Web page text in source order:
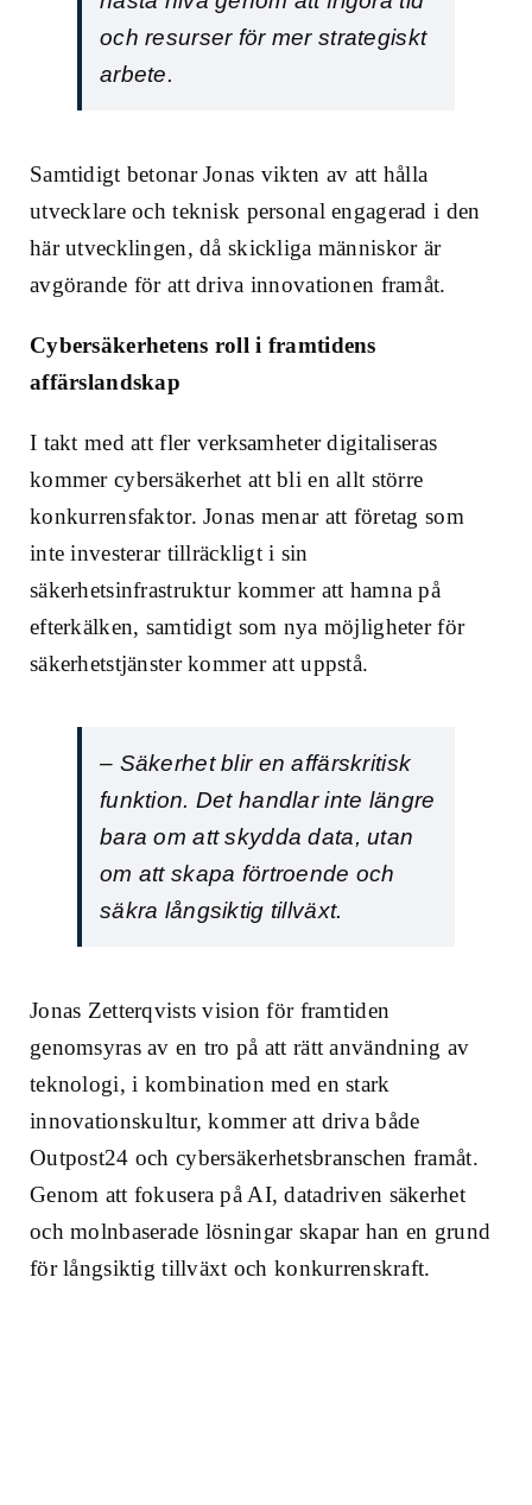
och resurser för mer strategiskt
arbete.
Samtidigt betonar Jonas vikten av att hålla
utvecklare och teknisk personal engagerad i den
här utvecklingen, då skickliga människor är
avgörande för att driva innovationen framåt.
Cybersäkerhetens roll i framtidens
affärslandskap
I takt med att fler verksamheter digitaliseras
kommer cybersäkerhet att bli en allt större
konkurrensfaktor. Jonas menar att företag som
inte investerar tillräckligt i sin
säkerhetsinfrastruktur kommer att hamna på
efterkälken, samtidigt som nya möjligheter för
säkerhetstjänster kommer att uppstå.
– Säkerhet blir en affärskritisk
funktion. Det handlar inte längre
bara om att skydda data, utan
om att skapa förtroende och
säkra långsiktig tillväxt.
Jonas Zetterqvists vision för framtiden
genomsyras av en tro på att rätt användning av
teknologi, i kombination med en stark
innovationskultur, kommer att driva både
Outpost24 och cybersäkerhetsbranschen framåt.
Genom att fokusera på AI, datadriven säkerhet
och molnbaserade lösningar skapar han en grund
för långsiktig tillväxt och konkurrenskraft.